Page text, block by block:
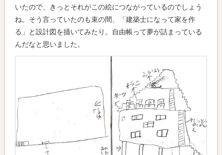
いたので、きっとそれがこの絵につながっているのでしょう
ね。そう言っていたのも束の間、「建築士になって家を作
る」と設計図を描いてみたり。自由帳って夢が詰まっている
んだなと思いました。